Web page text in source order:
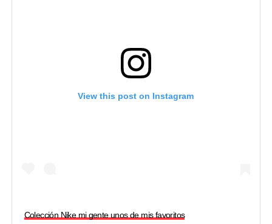
View this post on Instagram
Colección Nike mi gente unos de mis favoritos